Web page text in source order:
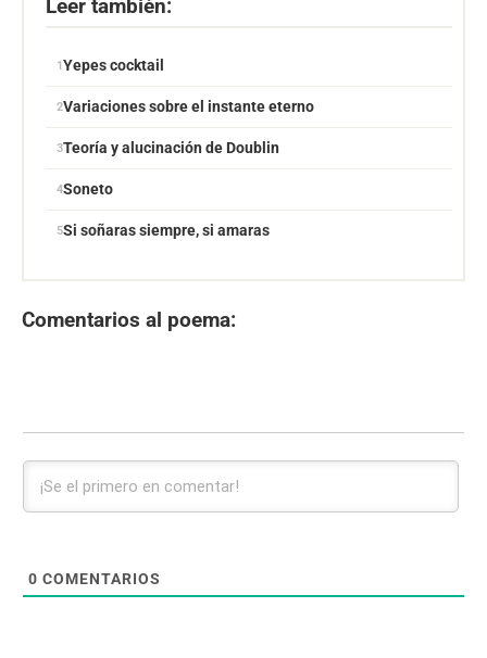
Leer también:
Yepes cocktail
Variaciones sobre el instante eterno
Teoría y alucinación de Doublin
Soneto
Si soñaras siempre, si amaras
Comentarios al poema:
0 COMENTARIOS